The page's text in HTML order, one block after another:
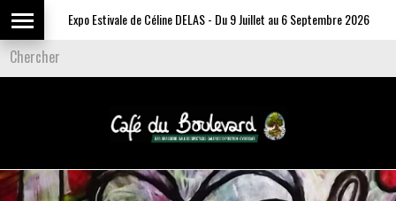
Expo Estivale de Céline DELAS - Du 9 Juillet au 6 Septembre 2026